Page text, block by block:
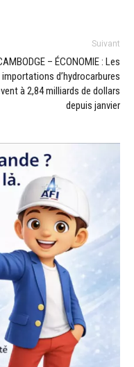
Suivant
– ÉCONOMIE : Les
importations d’hydrocarbures
à 2,84 milliards de dollars
depuis janvier